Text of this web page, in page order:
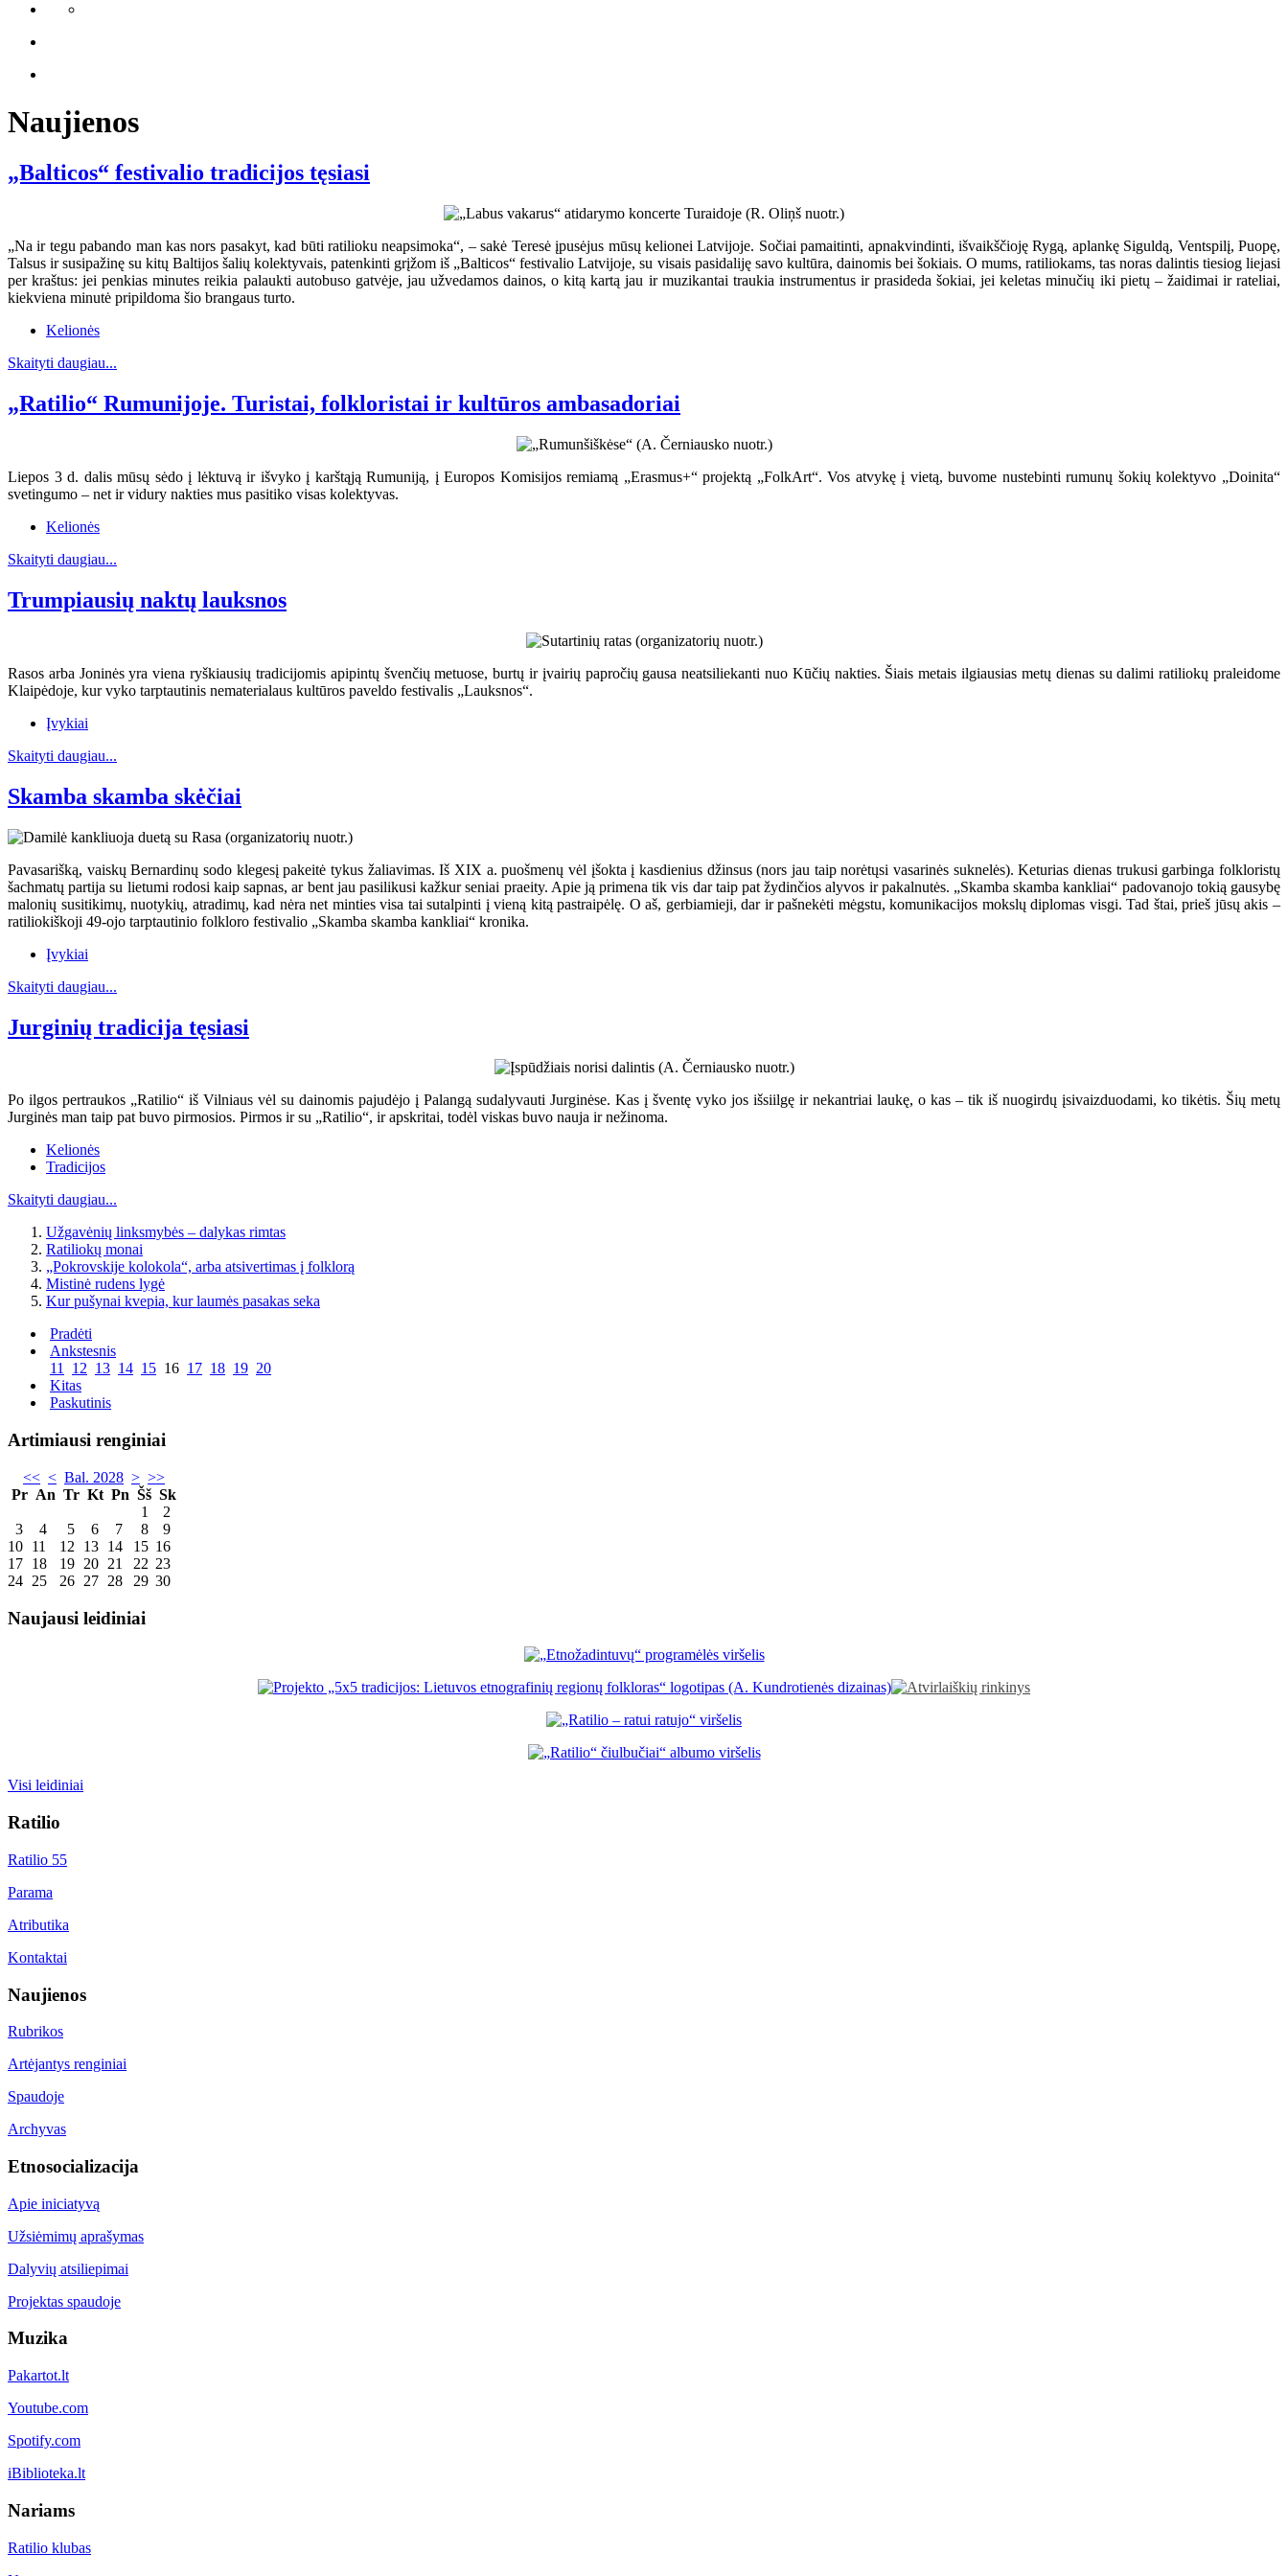
Naujienos
„Balticos“ festivalio tradicijos tęsiasi
„Na ir tegu pabando man kas nors pasakyt, kad būti ratilioku neapsimoka“, – sakė Teresė įpusėjus mūsų kelionei Latvijoje. Sočiai pamaitinti, apnakvindinti, išvaikščioję Rygą, aplankę Siguldą, Ventspilį, Puopę,
Talsus ir susipažinę su kitų Baltijos šalių kolektyvais, patenkinti grįžom iš „Balticos“ festivalio Latvijoje, su visais pasidaliję savo kultūra, dainomis bei šokiais. O mums, ratiliokams, tas noras dalintis tiesiog liejasi
per kraštus: jei penkias minutes reikia palaukti autobuso gatvėje, jau užvedamos dainos, o kitą kartą jau ir muzikantai traukia instrumentus ir prasideda šokiai, jei keletas minučių iki pietų – žaidimai ir rateliai,
kiekviena minutė pripildoma šio brangaus turto.
Kelionės
Skaityti daugiau...
„Ratilio“ Rumunijoje. Turistai, folkloristai ir kultūros ambasadoriai
Liepos 3 d. dalis mūsų sėdo į lėktuvą ir išvyko į karštąją Rumuniją, į Europos Komisijos remiamą „Erasmus+“ projektą „FolkArt“. Vos atvykę į vietą, buvome nustebinti rumunų šokių kolektyvo „Doinita“
svetingumo – net ir vidury nakties mus pasitiko visas kolektyvas.
Kelionės
Skaityti daugiau...
Trumpiausių naktų lauksnos
Rasos arba Joninės yra viena ryškiausių tradicijomis apipintų švenčių metuose, burtų ir įvairių papročių gausa neatsiliekanti nuo Kūčių nakties. Šiais metais ilgiausias metų dienas su dalimi ratiliokų praleidome
Klaipėdoje, kur vyko tarptautinis nematerialaus kultūros paveldo festivalis „Lauksnos“.
Įvykiai
Skaityti daugiau...
Skamba skamba skėčiai
Pavasarišką, vaiskų Bernardinų sodo klegesį pakeitė tykus žaliavimas. Iš XIX a. puošmenų vėl įšokta į kasdienius džinsus (nors jau taip norėtųsi vasarinės suknelės). Keturias dienas trukusi garbinga folkloristų
šachmatų partija su lietumi rodosi kaip sapnas, ar bent jau pasilikusi kažkur seniai praeity. Apie ją primena tik vis dar taip pat žydinčios alyvos ir pakalnutės. „Skamba skamba kankliai“ padovanojo tokią gausybę
malonių susitikimų, nuotykių, atradimų, kad nėra net minties visa tai sutalpinti į vieną kitą pastraipėlę. O aš, gerbiamieji, dar ir pašnekėti mėgstu, komunikacijos mokslų diplomas visgi. Tad štai, prieš jūsų akis –
ratiliokiškoji 49-ojo tarptautinio folkloro festivalio „Skamba skamba kankliai“ kronika.
Įvykiai
Skaityti daugiau...
Jurginių tradicija tęsiasi
Po ilgos pertraukos „Ratilio“ iš Vilniaus vėl su dainomis pajudėjo į Palangą sudalyvauti Jurginėse. Kas į šventę vyko jos išsiilgę ir nekantriai laukę, o kas – tik iš nuogirdų įsivaizduodami, ko tikėtis. Šių metų
Jurginės man taip pat buvo pirmosios. Pirmos ir su „Ratilio“, ir apskritai, todėl viskas buvo nauja ir nežinoma.
Kelionės
Tradicijos
Skaityti daugiau...
Užgavėnių linksmybės – dalykas rimtas
Ratiliokų monai
„Pokrovskije kolokola“, arba atsivertimas į folklorą
Mistinė rudens lygė
Kur pušynai kvepia, kur laumės pasakas seka
Pradėti
Ankstesnis
11 12 13 14 15 16 17 18 19 20
Kitas
Paskutinis
Artimiausi renginiai
<< < Bal. 2028 > >>
Pr An Tr Kt Pn Šš Sk
1
2
3
4 5 6 7 8
9
10 11 12 13 14 15 16
17 18 19 20 21 22 23
24 25 26 27 28 29 30
Naujausi leidiniai
Visi leidiniai
Ratilio
Ratilio 55
Parama
Atributika
Kontaktai
Naujienos
Rubrikos
Artėjantys renginiai
Spaudoje
Archyvas
Etnosocializacija
Apie iniciatyvą
Užsiėmimų aprašymas
Dalyvių atsiliepimai
Projektas spaudoje
Muzika
Pakartot.lt
Youtube.com
Spotify.com
iBiblioteka.lt
Nariams
Ratilio klubas